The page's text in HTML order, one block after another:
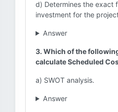
d) Determines the exact
investment for the
Answer
3. Which of the
calculate Scheduled
a) SWOT analysis.
Answer